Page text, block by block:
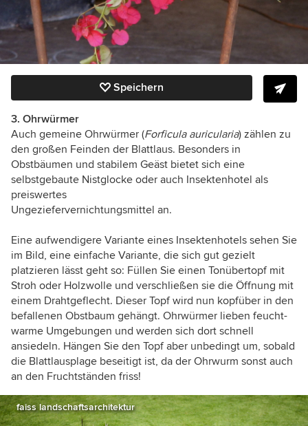
Speichern
3. Ohrwürmer
Auch gemeine Ohrwürmer (Forficula auricularia) zählen zu
den großen Feinden der Blattlaus. Besonders in
Obstbäumen und stabilem Geäst bietet sich eine
selbstgebaute Nistglocke oder auch Insektenhotel als
preiswertes
Ungeziefervernichtungsmittel an.
Eine aufwendigere Variante eines Insektenhotels sehen Sie
im Bild, eine einfache Variante, die sich gut gezielt
platzieren lässt geht so: Füllen Sie einen Tonübertopf mit
Stroh oder Holzwolle und verschließen sie die Öffnung mit
einem Drahtgeflecht. Dieser Topf wird nun kopfüber in den
befallenen Obstbaum gehängt. Ohrwürmer lieben feucht-
warme Umgebungen und werden sich dort schnell
ansiedeln. Hängen Sie den Topf aber unbedingt um, sobald
die Blattlausplage beseitigt ist, da der Ohrwurm sonst auch
an den Fruchtständen friss!
faiss landschaftsarchitektur